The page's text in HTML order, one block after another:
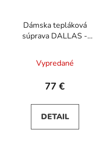
Dámska tepláková
súprava DALLAS -
Vypredané
77 €
DETAIL